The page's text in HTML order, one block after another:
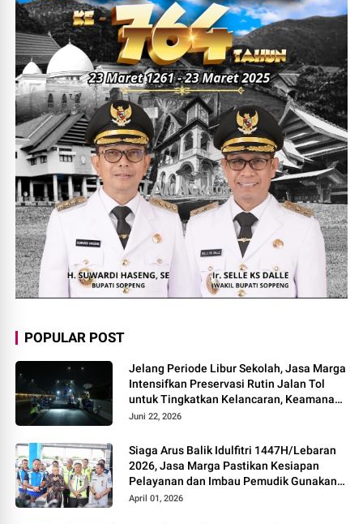
POPULAR POST
Jelang Periode Libur Sekolah, Jasa Marga
Intensifkan Preservasi Rutin Jalan Tol
untuk Tingkatkan Kelancaran, Keamanan
dan Kenyamanan Perjalanan
Juni 22, 2026
Siaga Arus Balik Idulfitri 1447H/Lebaran
2026, Jasa Marga Pastikan Kesiapan
Pelayanan dan Imbau Pemudik Gunakan
Rest Area Alternatif
April 01, 2026